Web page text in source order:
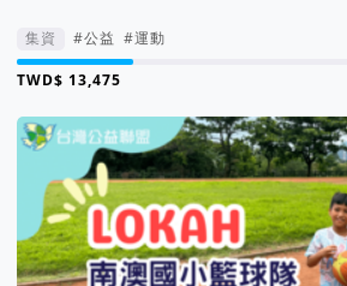
集資 #公益 #運動
集資進度 23%